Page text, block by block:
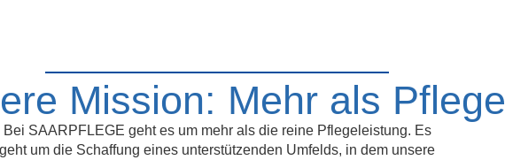
Mission: Mehr als Pflege
Bei SAARPFLEGE geht es um mehr als die reine Pflegeleistung. Es
geht um die Schaffung eines unterstützenden Umfelds, in dem unsere